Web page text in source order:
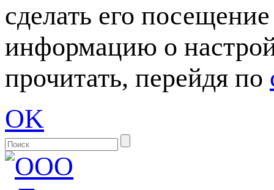
сделать его
информацию о
прочитать, перейдя по
OK